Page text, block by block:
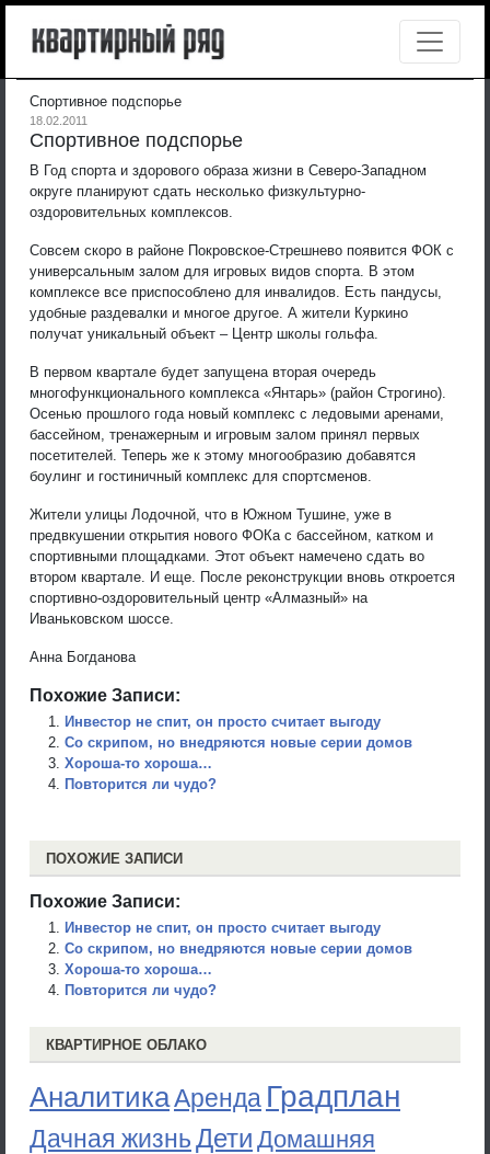
Спортивное подспорье
18.02.2011
Спортивное подспорье
В Год спорта и здорового образа жизни в Северо-Западном
округе планируют сдать несколько физкультурно-
оздоровительных комплексов.
Совсем скоро в районе Покровское-Стрешнево появится ФОК с
универсальным залом для игровых видов спорта. В этом
комплексе все приспособлено для инвалидов. Есть пандусы,
удобные раздевалки и многое другое. А жители Куркино
получат уникальный объект – Центр школы гольфа.
В первом квартале будет запущена вторая очередь
многофункционального комплекса «Янтарь» (район Строгино).
Осенью прошлого года новый комплекс с ледовыми аренами,
бассейном, тренажерным и игровым залом принял первых
посетителей. Теперь же к этому многообразию добавятся
боулинг и гостиничный комплекс для спортсменов.
Жители улицы Лодочной, что в Южном Тушине, уже в
предвкушении открытия нового ФОКа с бассейном, катком и
спортивными площадками. Этот объект намечено сдать во
втором квартале. И еще. После реконструкции вновь откроется
спортивно-оздоровительный центр «Алмазный» на
Иваньковском шоссе.
Анна Богданова
Похожие Записи:
Инвестор не спит, он просто считает выгоду
Со скрипом, но внедряются новые серии домов
Хороша-то хороша…
Повторится ли чудо?
ПОХОЖИЕ ЗАПИСИ
Похожие Записи:
Инвестор не спит, он просто считает выгоду
Со скрипом, но внедряются новые серии домов
Хороша-то хороша…
Повторится ли чудо?
КВАРТИРНОЕ ОБЛАКО
АналитикаАренда Градплан
Дачная жизньДети Домашняя